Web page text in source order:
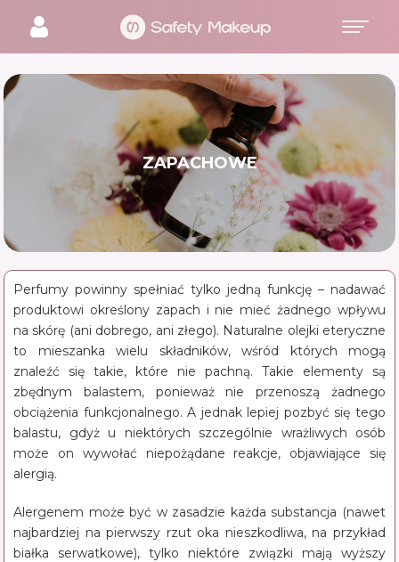
ZAPACHOWE
Perfumy powinny spełniać tylko jedną funkcję – nadawać
produktowi określony zapach i nie mieć żadnego wpływu
na skórę (ani dobrego, ani złego). Naturalne olejki eteryczne
to mieszanka wielu składników, wśród których mogą
znaleźć się takie, które nie pachną. Takie elementy są
zbędnym balastem, ponieważ nie przenoszą żadnego
obciążenia funkcjonalnego. A jednak lepiej pozbyć się tego
balastu, gdyż u niektórych szczególnie wrażliwych osób
może on wywołać niepożądane reakcje, objawiające się
alergią.
Alergenem może być w zasadzie każda substancja (nawet
najbardziej na pierwszy rzut oka nieszkodliwa, na przykład
białka serwatkowe), tylko niektóre związki mają wyższy